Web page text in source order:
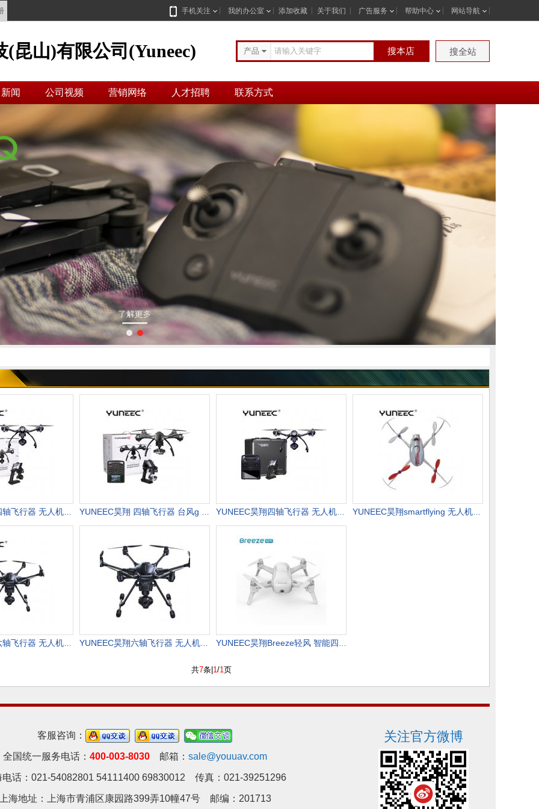
手机关注 我的办公室 添加收藏 关于我们 广告服务 帮助中心 网站导航
昆山)有限公司(Yuneec) 产品 搜本店 搜全站
闻 公司视频 营销网络 人才招聘 联系方式
YUNEEC昊翔四轴飞行器 无人机航拍 高清专业 彩盒版台风q500 4k YUNEEC昊翔 四轴飞行器 台风g 无相机 智能专业遥控 航拍无人机 YUNEEC昊翔四轴飞行器 无人机航拍 高清专业 铝箱版台风q500 4k YUNEEC昊翔smartflying 无人机玩具 手机遥控 迷你飞行器
YUNEEC昊翔六轴飞行器 无人机航拍高清专业智能避障台风h480 4k YUNEEC昊翔六轴飞行器 无人机高清智能越障台风H魔棒双电背包RS版 YUNEEC昊翔Breeze轻风 智能四轴航拍无人机 迷你航拍遥控自拍高清
共7条| 1/1页
客服咨询：
全国统一服务电话： 400-003-8030邮箱： sale@youuav.com
电话：021-54082801 54111400 69830012 传真：021-39251296
海地址：上海市青浦区康园路399弄10幢47号 邮编：201713
关注官方微博